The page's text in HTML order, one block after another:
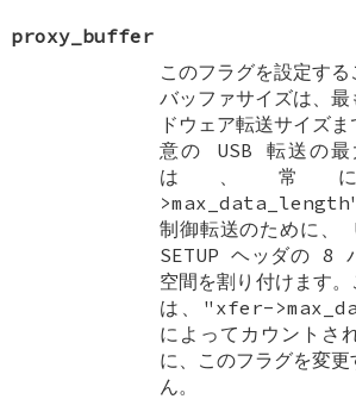
proxy_buffer
このフラグを設定す
バッファサイズは、
ドウェア転送サイズ
意の USB 転送の最
は、常
>max_data_length"
制御転送のために、
SETUP ヘッダの 8
空間を割り付けます
は、"xfer-
によってカウントさ
に、このフラグを変
ん。